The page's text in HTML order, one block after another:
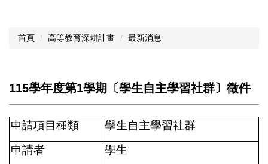
首頁 高等教育深耕計畫 最新消息
115學年度第1學期〔學生自主學習社群〕徵件
申請項目種類
學生自主學習社群
申請者
學生